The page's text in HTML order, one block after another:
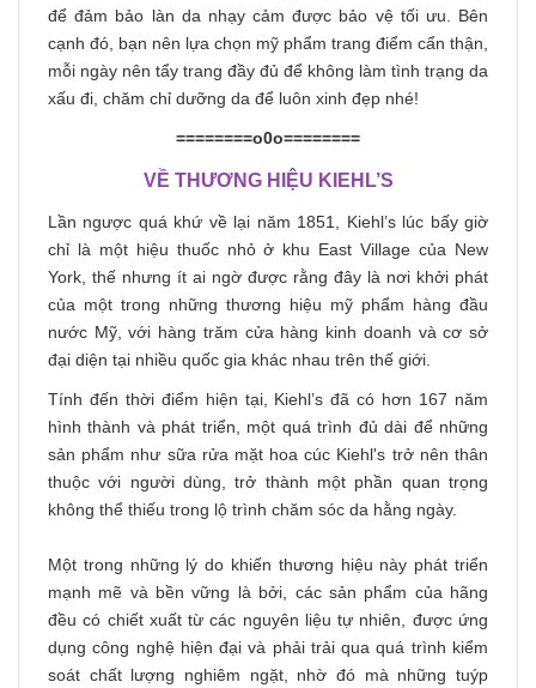
để đảm bảo làn da nhạy cảm được bảo vệ tối ưu. Bên
cạnh đó, bạn nên lựa chọn mỹ phẩm trang điểm cẩn thận,
mỗi ngày nên tẩy trang đầy đủ để không làm tình trạng da
xấu đi, chăm chỉ dưỡng da để luôn xinh đẹp nhé!
========o0o========
VỀ THƯƠNG HIỆU KIEHL’S
Lần ngược quá khứ về lại năm 1851, Kiehl’s lúc bấy giờ
chỉ là một hiệu thuốc nhỏ ở khu East Village của New
York, thế nhưng ít ai ngờ được rằng đây là nơi khởi phát
của một trong những thương hiệu mỹ phẩm hàng đầu
nước Mỹ, với hàng trăm cửa hàng kinh doanh và cơ sở
đại diện tại nhiều quốc gia khác nhau trên thế giới.
Tính đến thời điểm hiện tại, Kiehl’s đã có hơn 167 năm
hình thành và phát triển, một quá trình đủ dài để những
sản phẩm như sữa rửa mặt hoa cúc Kiehl's trở nên thân
thuộc với người dùng, trở thành một phần quan trọng
không thể thiếu trong lộ trình chăm sóc da hằng ngày.
Một trong những lý do khiến thương hiệu này phát triển
mạnh mẽ và bền vững là bởi, các sản phẩm của hãng
đều có chiết xuất từ các nguyên liệu tự nhiên, được ứng
dụng công nghệ hiện đại và phải trải qua quá trình kiểm
soát chất lượng nghiêm ngặt, nhờ đó mà những tuýp